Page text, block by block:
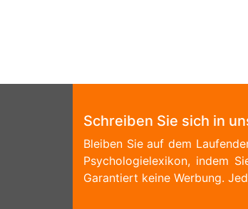
Schreiben Sie sich in
Bleiben Sie auf dem
Psychologielexikon, indem
Garantiert keine Werbung.